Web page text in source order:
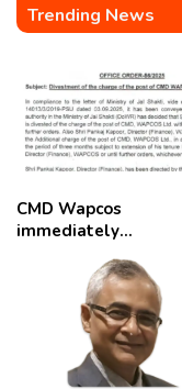
Trending News
CMD Wapcos
immediately
employees
celebrate